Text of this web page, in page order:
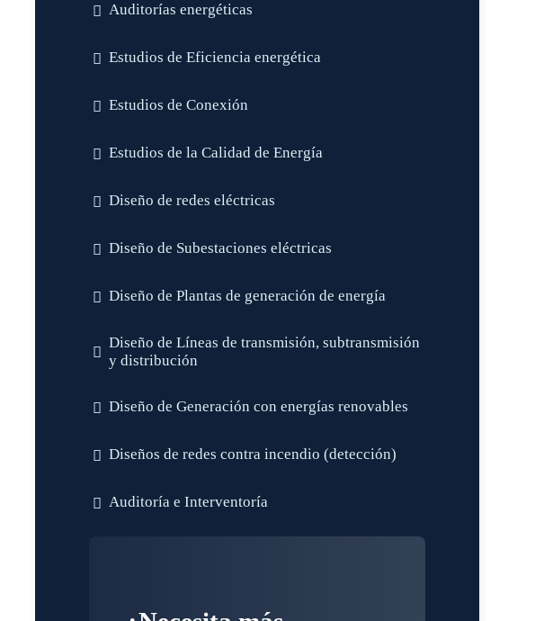
Auditorías energéticas
Estudios de Eficiencia energética
Estudios de Conexión
Estudios de la Calidad de Energía
Diseño de redes eléctricas
Diseño de Subestaciones eléctricas
Diseño de Plantas de generación de energía
Diseño de Líneas de transmisión, subtransmisión
y distribución
Diseño de Generación con energías renovables
Diseños de redes contra incendio (detección)
Auditoría e Interventoría